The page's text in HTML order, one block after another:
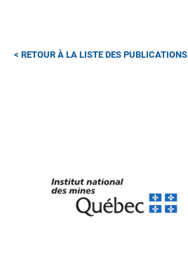
RETOUR À LA LISTE DES PUBLICATIONS